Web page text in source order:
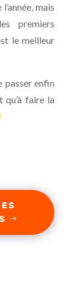
mais
premiers
le meilleur
passer enfin
faire la